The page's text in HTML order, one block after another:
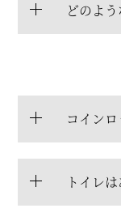
どのよ
コイン
トイレ